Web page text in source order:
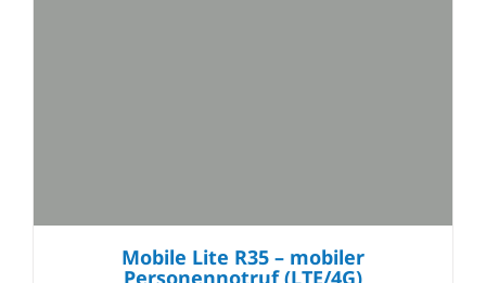
Mobile Lite R35 – mobiler
Personennotruf (LTE/4G)